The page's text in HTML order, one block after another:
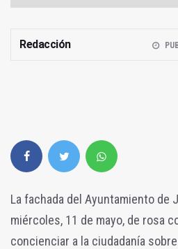
Redacción
La fachada del Ayuntamiento de
miércoles, 11 de mayo, de rosa
concienciar a la ciudadanía